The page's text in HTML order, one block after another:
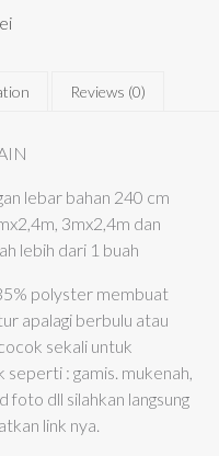
Reviews (0)
lebar bahan 240 cm
3mx2,4m dan
lebih dari 1 buah
polyster membuat
apalagi berbulu atau
sekali untuk
: gamis. mukenah,
foto dll silahkan langsung
link nya.